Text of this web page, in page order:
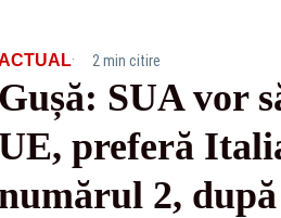
· 2 min citire
Gușă: SUA vor
preferă
numărul 2,